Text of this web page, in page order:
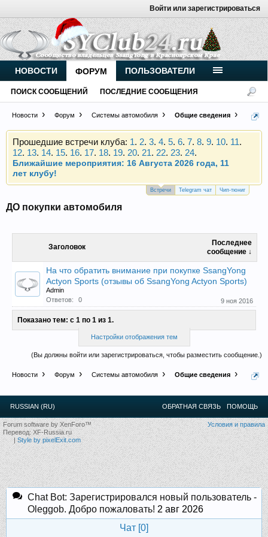
Войти или зарегистрироваться
Новости Форум Системы автомобиля Общие сведения
Внимание, новые участники нашего клуба!
Основное общение происходит вTelegram-чате.
Присоединяйтесь.
Чип-тюнинг (прошивка) дизелей от
Vahmurka
12
19 20 .21. 22 .23. 24
Ближайшие мероприятия: 16 Августа 2026 года, 11
лет клубу!
Внимание, новые участники нашего клуба!
Основное общение происходит вTelegram-чате.
Vahmurka
Прошедшие встречи клуба:1.2.3 .4. 5.6.7.8 .9.10.11.
12. 13. 14.15.16.17. 18.19.20.21.22.23.24.
Ближайшие мероприятия: 16 Августа 2026 года, 11
лет клубу!
Встречи Telegram чат Чип-тюниг
ДО покупки автомобиля
Заголовок
Последнее
сообщение ↓
На что обратить внимание при покупке SsangYong
Actyon Sports (отзывы об SsangYong Actyon Sports)
Admin
Ответов:
0 9 ноя 2016
Показано тем: с 1 по 1 из 1.
Настройки отображения тем
(Вы должны войти или зарегистрироваться, чтобы разместить сообщение.)
Новости Форум Системы автомобиля Общие сведения
НОВОСТИ ФОРУМ
ПОИСК СООБЩЕНИЙ ПОСЛЕДНИЕ СООБЩЕНИЯ
ПОЛЬЗОВАТЕЛИ
RUSSIAN (RU) ОБРАТНАЯ СВЯЗЬ ПОМОЩЬ
Условия и правила
Forum software by XenForo™
Перевод:XF-Russia.ru
|Style by pixelExit.com
Chat Bot: Зарегистрировался новый пользователь -
Oleggob. Добро пожаловать! 2 авг 2026
Чат [0]